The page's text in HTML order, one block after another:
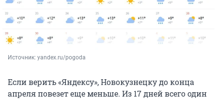
Источник: yandex.ru/pogoda
Если верить «Яндексу», Новокузнецку до конца
апреля повезет еще меньше. Из 17 дней всего один